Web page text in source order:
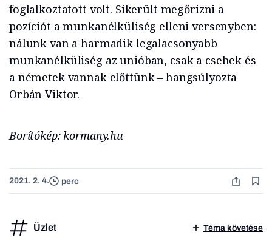
foglalkoztatott volt. Sikerült megőrizni a
pozíciót a munkanélküliség elleni versenyben:
nálunk van a harmadik legalacsonyabb
munkanélküliség az unióban, csak a csehek és
a németek vannak előttünk – hangsúlyozta
Orbán Viktor.
Borítókép: kormany.hu
2021. 2. 4. perc
Üzlet Téma követése